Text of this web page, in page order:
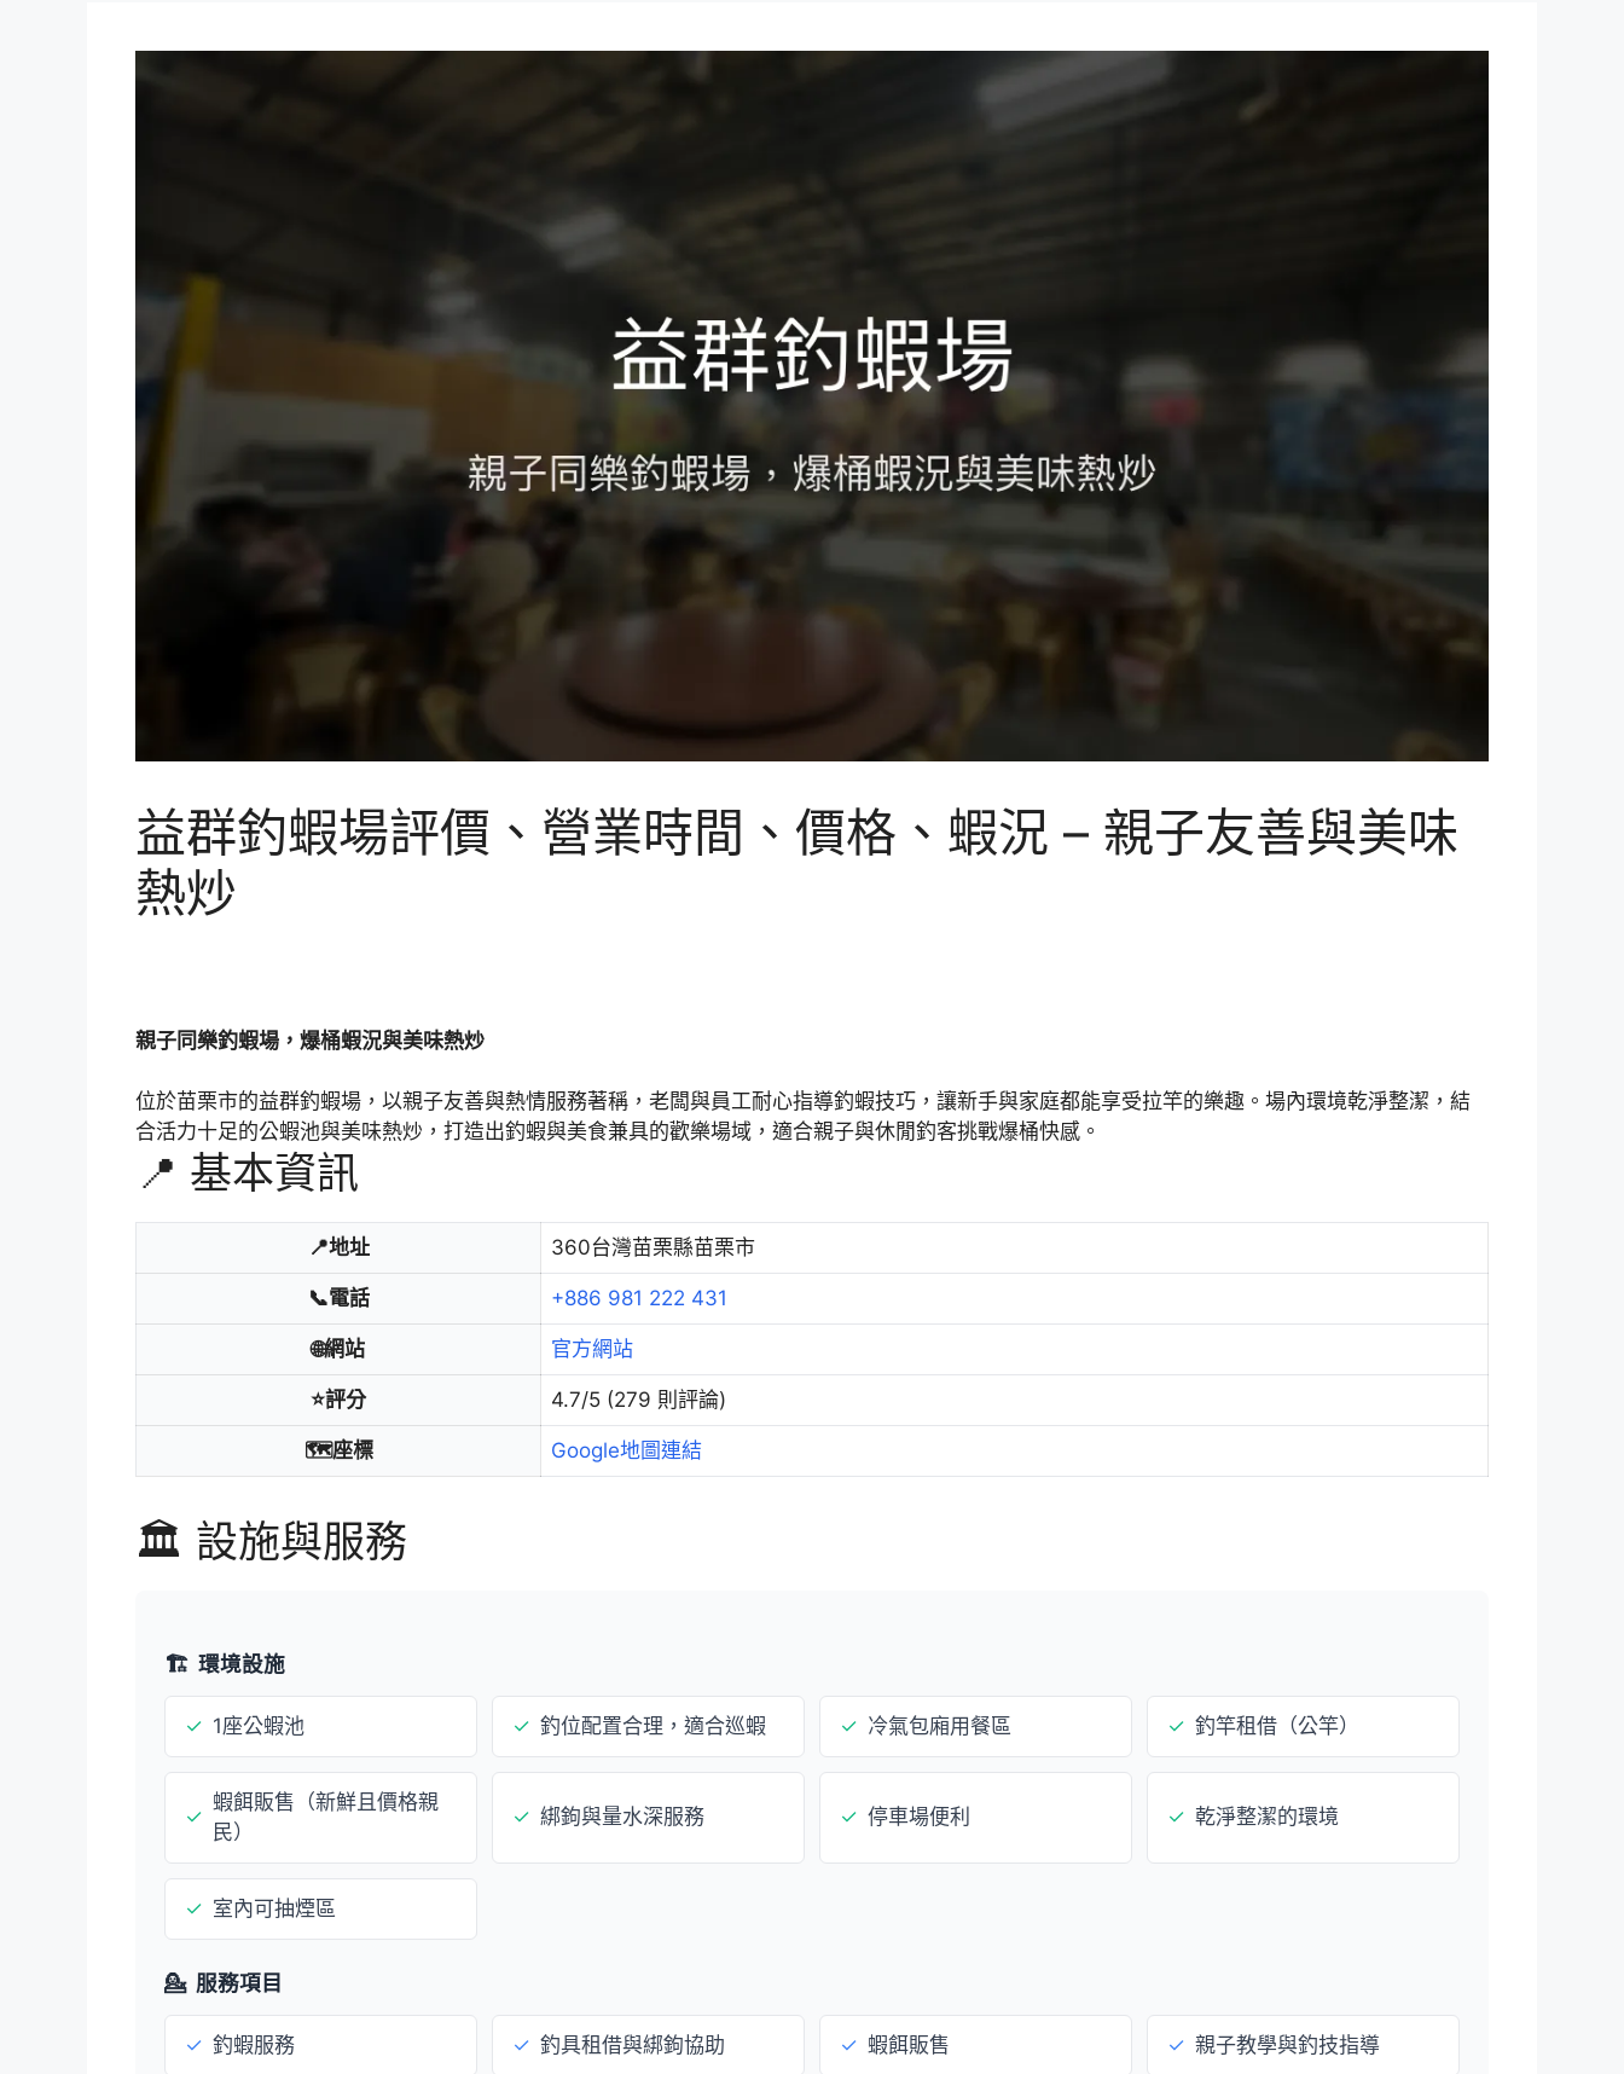
益群釣蝦場評價、營業時間、價格、蝦況 – 親子友善與美味
熱炒
親子同樂釣蝦場，爆桶蝦況與美味熱炒
位於苗栗市的益群釣蝦場，以親子友善與熱情服務著稱，老闆與員工耐心指導釣蝦技巧，讓新手與家庭都能享受拉竿的樂趣。場內環境乾淨整潔，結
合活力十足的公蝦池與美味熱炒，打造出釣蝦與美食兼具的歡樂場域，適合親子與休閒釣客挑戰爆桶快感。
📍 基本資訊
📍地址 360台灣苗栗縣苗栗市
📞電話 +886 981 222 431
🌐網站 官方網站
⭐評分 4.7/5 (279 則評論)
🗺️座標 Google地圖連結
🏛️ 設施與服務
🏗️ 環境設施
✓ 1座公蝦池 ✓ 釣位配置合理，適合巡蝦 ✓ 冷氣包廂用餐區 ✓ 釣竿租借（公竿）
✓
蝦餌販售（新鮮且價格親
民）
✓ 綁鉤與量水深服務 ✓ 停車場便利 ✓ 乾淨整潔的環境
✓ 室內可抽煙區
💁 服務項目
✓ 釣蝦服務 ✓ 釣具租借與綁鉤協助 ✓ 蝦餌販售 ✓ 親子教學與釣技指導